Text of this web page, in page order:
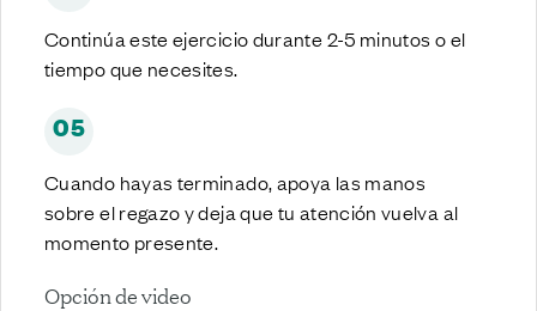
Continúa este ejercicio durante 2-5 minutos o el
tiempo que necesites.
05
Cuando hayas terminado, apoya las manos
sobre el regazo y deja que tu atención vuelva al
momento presente.
Opción de video